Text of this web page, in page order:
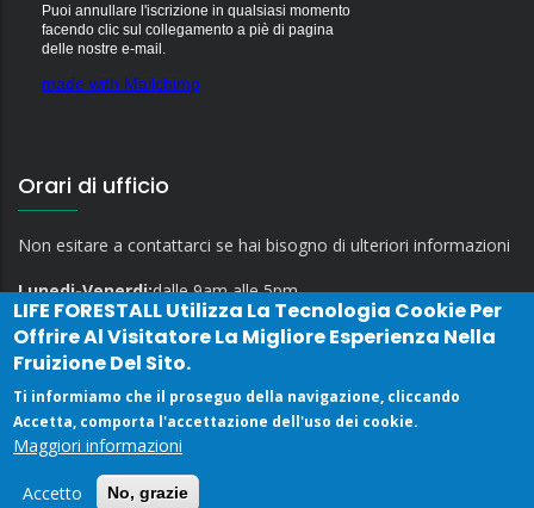
Puoi annullare l'iscrizione in qualsiasi momento
facendo clic sul collegamento a piè di pagina
delle nostre e-mail.
made with Mailchimp
Orari di ufficio
Non esitare a contattarci se hai bisogno di ulteriori informazioni
Lunedi-Venerdi:dalle 9am alle 5pm
Privacy Policy
LIFE FORESTALLUtilizza La Tecnologia Cookie Per
Offrire Al Visitatore La Migliore Esperienza Nella
Fruizione Del Sito.
Ti informiamo che il proseguo della navigazione, cliccando
Accetta, comporta l'accettazione dell'uso dei cookie.
Maggiori informazioni
Accetto No, grazie